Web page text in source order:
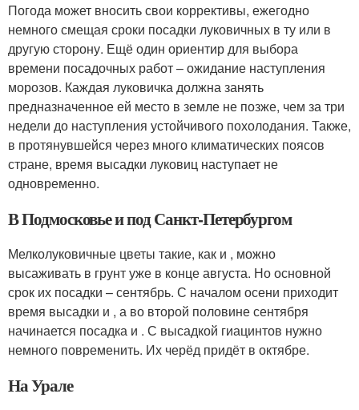
Погода может вносить свои коррективы, ежегодно
немного смещая сроки посадки луковичных в ту или в
другую сторону. Ещё один ориентир для выбора
времени посадочных работ – ожидание наступления
морозов. Каждая луковичка должна занять
предназначенное ей место в земле не позже, чем за три
недели до наступления устойчивого похолодания. Также,
в протянувшейся через много климатических поясов
стране, время высадки луковиц наступает не
одновременно.
В Подмосковье и под Санкт-Петербургом
Мелколуковичные цветы такие, как и , можно
высаживать в грунт уже в конце августа. Но основной
срок их посадки – сентябрь. С началом осени приходит
время высадки и , а во второй половине сентября
начинается посадка и . С высадкой гиацинтов нужно
немного повременить. Их черёд придёт в октябре.
На Урале